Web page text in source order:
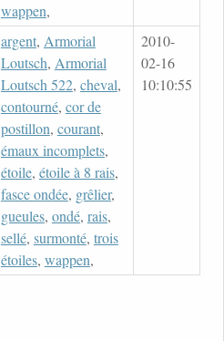
wappen,
argent, Armorial
Loutsch, Armorial
Loutsch 522, cheval,
contourné, cor de
postillon, courant,
émaux incomplets,
étoile, étoile à 8 rais,
fasce ondée, grêlier,
gueules, ondé, rais,
sellé, surmonté, trois
étoiles, wappen,
2010-
02-16
10:10:55